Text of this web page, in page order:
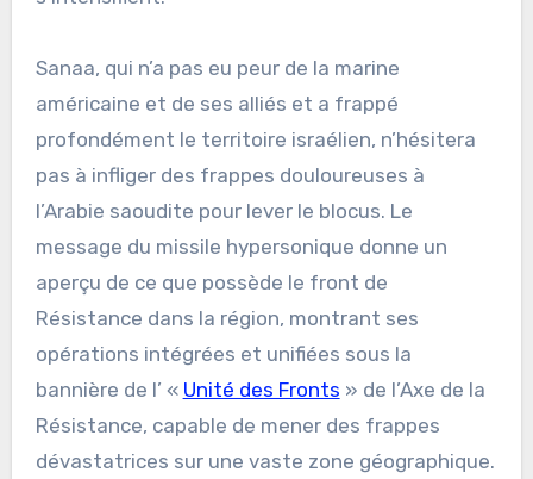
Sanaa, qui n’a pas eu peur de la marine
américaine et de ses alliés et a frappé
profondément le territoire israélien, n’hésitera
pas à infliger des frappes douloureuses à
l’Arabie saoudite pour lever le blocus. Le
message du missile hypersonique donne un
aperçu de ce que possède le front de
Résistance dans la région, montrant ses
opérations intégrées et unifiées sous la
bannière de l’ « Unité des Fronts » de l’Axe de la
Résistance, capable de mener des frappes
dévastatrices sur une vaste zone géographique.